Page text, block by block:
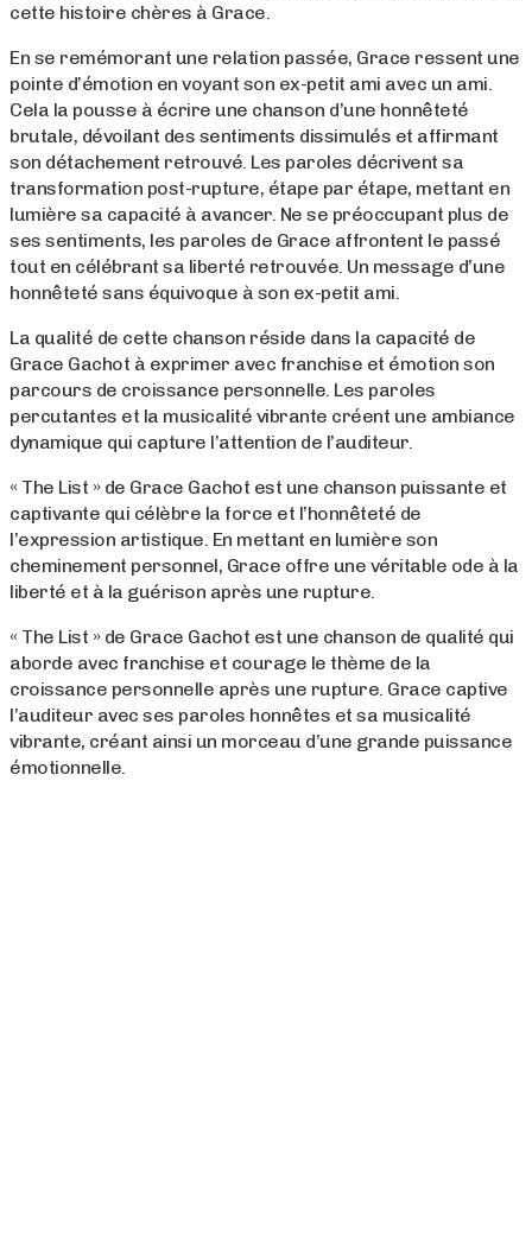
cette histoire chères à Grace.
En se remémorant une relation passée, Grace ressent une
pointe d’émotion en voyant son ex-petit ami avec un ami.
Cela la pousse à écrire une chanson d’une honnêteté
brutale, dévoilant des sentiments dissimulés et affirmant
son détachement retrouvé. Les paroles décrivent sa
transformation post-rupture, étape par étape, mettant en
lumière sa capacité à avancer. Ne se préoccupant plus de
ses sentiments, les paroles de Grace affrontent le passé
tout en célébrant sa liberté retrouvée. Un message d’une
honnêteté sans équivoque à son ex-petit ami.
La qualité de cette chanson réside dans la capacité de
Grace Gachot à exprimer avec franchise et émotion son
parcours de croissance personnelle. Les paroles
percutantes et la musicalité vibrante créent une ambiance
dynamique qui capture l’attention de l’auditeur.
« The List » de Grace Gachot est une chanson puissante et
captivante qui célèbre la force et l’honnêteté de
l’expression artistique. En mettant en lumière son
cheminement personnel, Grace offre une véritable ode à la
liberté et à la guérison après une rupture.
« The List » de Grace Gachot est une chanson de qualité qui
aborde avec franchise et courage le thème de la
croissance personnelle après une rupture. Grace captive
l’auditeur avec ses paroles honnêtes et sa musicalité
vibrante, créant ainsi un morceau d’une grande puissance
émotionnelle.